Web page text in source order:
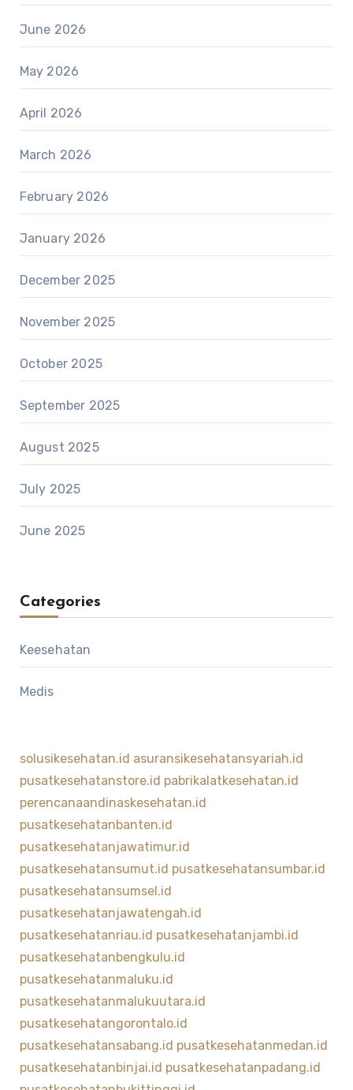
June 2026
May 2026
April 2026
March 2026
February 2026
January 2026
December 2025
November 2025
October 2025
September 2025
August 2025
July 2025
June 2025
Categories
Keesehatan
Medis
solusikesehatan.id asuransikesehatansyariah.id
pusatkesehatanstore.id pabrikalatkesehatan.id
perencanaandinaskesehatan.id
pusatkesehatanbanten.id
pusatkesehatanjawatimur.id
pusatkesehatansumut.id pusatkesehatansumbar.id
pusatkesehatansumsel.id
pusatkesehatanjawatengah.id
pusatkesehatanriau.id pusatkesehatanjambi.id
pusatkesehatanbengkulu.id
pusatkesehatanmaluku.id
pusatkesehatanmalukuutara.id
pusatkesehatangorontalo.id
pusatkesehatansabang.id pusatkesehatanmedan.id
pusatkesehatanbinjai.id pusatkesehatanpadang.id